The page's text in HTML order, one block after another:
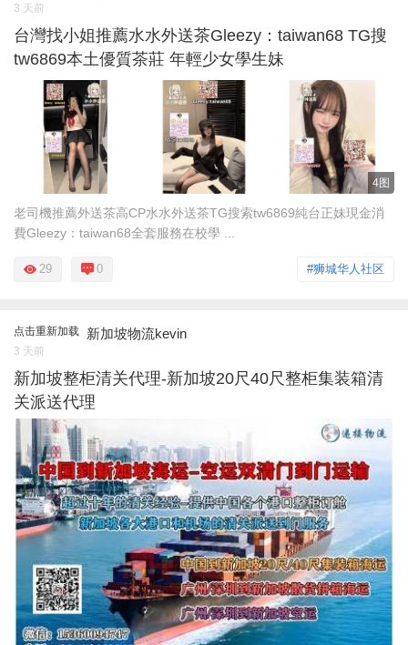
3 天前
台灣找小姐推薦水水外送茶Gleezy：taiwan68 TG搜
tw6869本土優質茶莊 年輕少女學生妹
4图
老司機推薦外送茶高CP水水外送茶TG搜索tw6869純台正妹現金消
費Gleezy：taiwan68全套服務在校學 ...
#狮城华人社区
29 0
点击重新加载 新加坡物流kevin
3 天前
新加坡整柜清关代理-新加坡20尺40尺整柜集装箱清
关派送代理